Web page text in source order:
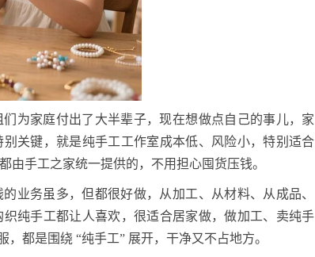
为家庭付出了大半辈子，现在想做点自己的事儿，家
关键，就是纯手工工作室成本低、风险小，特别适合
由手工之家统一提供的，不用担心囤货压钱。
业务虽多，但都很好做，从加工、从材料、从成品、
纯手工都让人喜欢，很适合居家做，做加工、卖纯手
都是围绕 “纯手工” 展开，干净又不占地方。